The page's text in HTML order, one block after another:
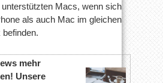
Macs, wenn sich
als auch Mac im gleichen
mehr
Unsere